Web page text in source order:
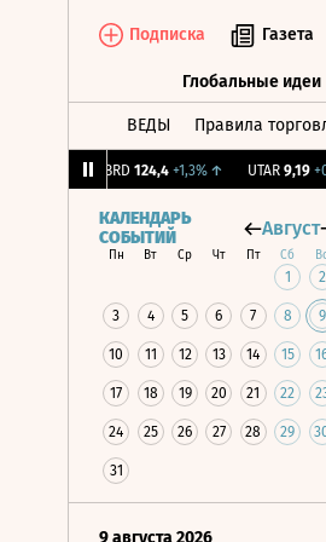
Подписка Газета
Глобальные идеи
ВЕДЫ Правила
124,4 +1,3% ↑ UTAR 9,19
КАЛЕНДАРЬ
СОБЫТИЙ
Август
Пн Вт Ср Чт Пт Сб
1 2
3 4 5 6 7 8 9
10 11 12 13 14 15
17 18 19 20 21 22
24 25 26 27 28 29
31
9 августа 2026